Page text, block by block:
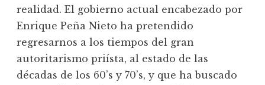
realidad. El gobierno actual encabezado por
Enrique Peña Nieto ha pretendido
regresarnos a los tiempos del gran
autoritarismo priísta, al estado de las
décadas de los 60’s y 70’s, y que ha buscado